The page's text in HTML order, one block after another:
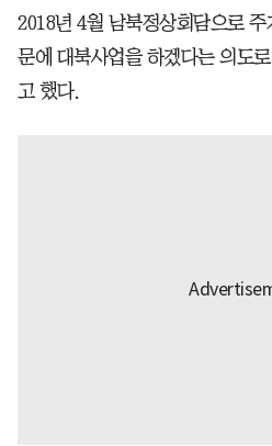
2018년 4월 남북정상회담으로
문에 대북사업을 하겠다는 의도
고 했다.